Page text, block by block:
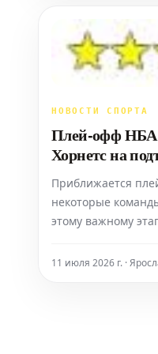
событием стал
Фьюри и
НОВОСТИ СПОРТА
Плей-офф
Хорнетс на
с проблемой
Приближается
некоторые
этому важному
показывают
11 июля 2026 г. ·